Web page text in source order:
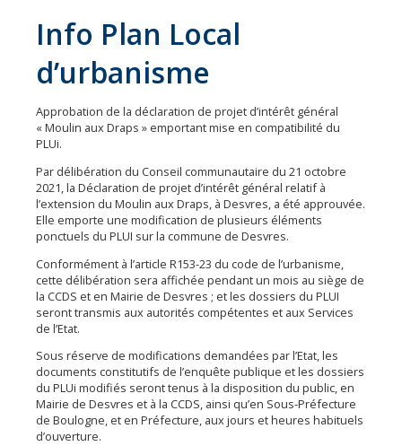
Office
Tourisme
Mobilité
Offres
d'emploi
Info Plan Local
d’urbanisme
Approbation de la déclaration de projet d’intérêt général
« Moulin aux Draps » emportant mise en compatibilité du
PLUi.
Par délibération du Conseil communautaire du 21 octobre
2021, la Déclaration de projet d’intérêt général relatif à
l’extension du Moulin aux Draps, à Desvres, a été approuvée.
Elle emporte une modification de plusieurs éléments
ponctuels du PLUI sur la commune de Desvres.
Conformément à l’article R153-23 du code de l’urbanisme,
cette délibération sera affichée pendant un mois au siège de
la CCDS et en Mairie de Desvres ; et les dossiers du PLUI
seront transmis aux autorités compétentes et aux Services
de l’Etat.
Sous réserve de modifications demandées par l’Etat, les
documents constitutifs de l’enquête publique et les dossiers
du PLUi modifiés seront tenus à la disposition du public, en
Mairie de Desvres et à la CCDS, ainsi qu’en Sous-Préfecture
de Boulogne, et en Préfecture, aux jours et heures habituels
d’ouverture.